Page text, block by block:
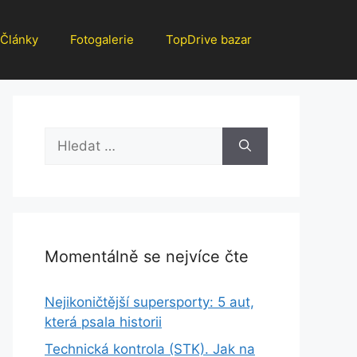
Články Fotogalerie TopDrive bazar
Hledat:
Momentálně se nejvíce čte
Nejikoničtější supersporty: 5 aut,
která psala historii
Technická kontrola (STK). Jak na